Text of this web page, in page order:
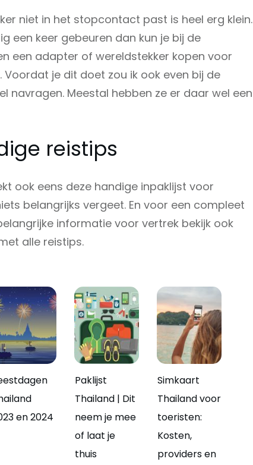
niet in het stopcontact past is heel erg klein.
een keer gebeuren dan kun je bij de
een adapter of wereldstekker kopen voor
Voordat je dit doet zou ik ook even bij de
navragen. Meestal hebben ze er daar wel een
reistips
ook eens deze handige inpaklijst voor
belangrijks vergeet. En voor een compleet
informatie voor vertrek bekijk ook
alle reistips.
en 2024
Paklijst
Thailand | Dit
neem je mee
of laat je
thuis
Simkaart
Thailand voor
toeristen:
Kosten,
providers en